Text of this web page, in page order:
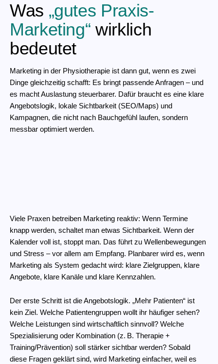
Was „gutes Praxis-
Marketing“ wirklich
bedeutet
Marketing in der Physiotherapie ist dann gut, wenn es zwei
Dinge gleichzeitig schafft: Es bringt passende Anfragen – und
es macht Auslastung steuerbarer. Dafür braucht es eine klare
Angebotslogik, lokale Sichtbarkeit (SEO/Maps) und
Kampagnen, die nicht nach Bauchgefühl laufen, sondern
messbar optimiert werden.
Viele Praxen betreiben Marketing reaktiv: Wenn Termine
knapp werden, schaltet man etwas Sichtbarkeit. Wenn der
Kalender voll ist, stoppt man. Das führt zu Wellenbewegungen
und Stress – vor allem am Empfang. Planbarer wird es, wenn
Marketing als System gedacht wird: klare Zielgruppen, klare
Angebote, klare Kanäle und klare Kennzahlen.
Der erste Schritt ist die Angebotslogik. „Mehr Patienten“ ist
kein Ziel. Welche Patientengruppen wollt ihr häufiger sehen?
Welche Leistungen sind wirtschaftlich sinnvoll? Welche
Spezialisierung oder Kombination (z. B. Therapie +
Training/Prävention) soll stärker sichtbar werden? Sobald
diese Fragen geklärt sind, wird Marketing einfacher, weil es